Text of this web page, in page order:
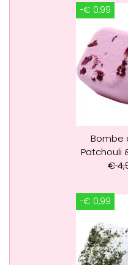
-€ 0,99
Bombe
Patchouli
€
-€ 0,99